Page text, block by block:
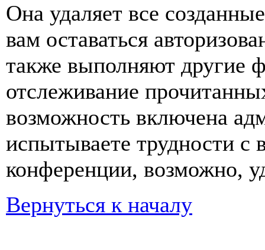
Она удаляет все
вам оставаться
также выполняют другие
отслеживание
возможность включена
испытываете трудности с
конференции, возможно,
Вернуться к началу